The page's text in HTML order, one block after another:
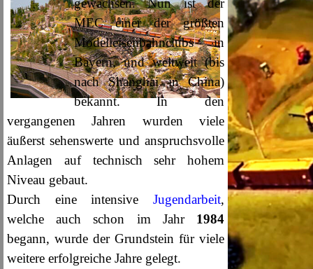
gewachsen. Nun ist der
MEC einer der größten
Modelleisenbahnclubs in
Bayern, und weltweit (bis
nach Shanghai in China)
bekannt. In den
vergangenen Jahren wurden viele
äußerst sehenswerte und anspruchsvolle
Anlagen auf technisch sehr hohem
Niveau gebaut.
Durch eine intensive Jugendarbeit,
welche auch schon im Jahr 1984
begann, wurde der Grundstein für viele
weitere erfolgreiche Jahre gelegt.